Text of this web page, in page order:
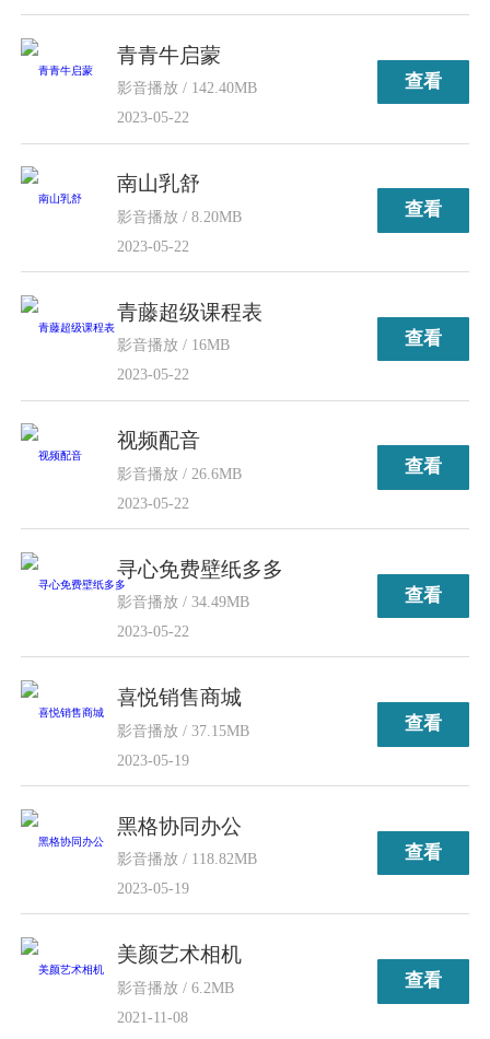
青青牛启蒙
影音播放 / 142.40MB
2023-05-22
查看
南山乳舒
影音播放 / 8.20MB
2023-05-22
查看
青藤超级课程表
影音播放 / 16MB
2023-05-22
查看
视频配音
影音播放 / 26.6MB
2023-05-22
查看
寻心免费壁纸多多
影音播放 / 34.49MB
2023-05-22
查看
喜悦销售商城
影音播放 / 37.15MB
2023-05-19
查看
黑格协同办公
影音播放 / 118.82MB
2023-05-19
查看
美颜艺术相机
影音播放 / 6.2MB
2021-11-08
查看